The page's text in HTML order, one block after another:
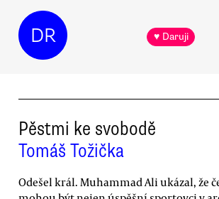
DR ♥ Daruji
Pěstmi ke svobodě
Tomáš Tožička
Odešel král. Muhammad Ali ukázal, že